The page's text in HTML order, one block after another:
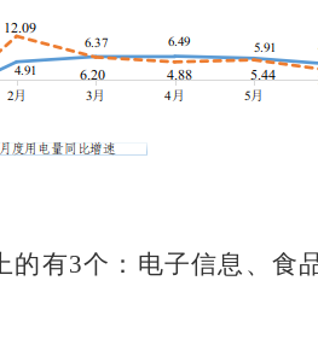
的有3个：电子信息、食